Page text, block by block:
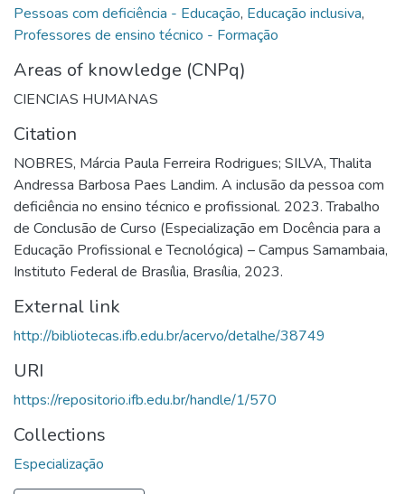
Pessoas com deficiência - Educação, Educação inclusiva,
Professores de ensino técnico - Formação
Areas of knowledge (CNPq)
CIENCIAS HUMANAS
Citation
NOBRES, Márcia Paula Ferreira Rodrigues; SILVA, Thalita
Andressa Barbosa Paes Landim. A inclusão da pessoa com
deficiência no ensino técnico e profissional. 2023. Trabalho
de Conclusão de Curso (Especialização em Docência para a
Educação Profissional e Tecnológica) – Campus Samambaia,
Instituto Federal de Brasília, Brasília, 2023.
External link
http://bibliotecas.ifb.edu.br/acervo/detalhe/38749
URI
https://repositorio.ifb.edu.br/handle/1/570
Collections
Especialização